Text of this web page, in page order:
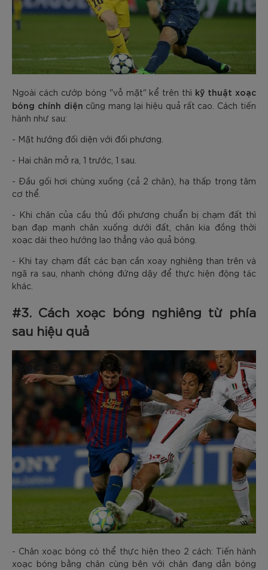
Ngoài cách cướp bóng "vỗ mặt" kể trên thì kỹ thuật xoạc
bóng chính diện cũng mang lại hiệu quả rất cao. Cách tiến
hành như sau:
- Mặt hướng đối diện với đối phương.
- Hai chân mở ra, 1 trước, 1 sau.
- Đầu gối hơi chùng xuống (cả 2 chân), hạ thấp trọng tâm
cơ thể.
- Khi chân của cầu thủ đối phương chuẩn bị chạm đất thì
bạn đạp mạnh chân xuống dưới đất, chân kia đồng thời
xoạc dài theo hướng lao thẳng vào quả bóng.
- Khi tay chạm đất các bạn cần xoay nghiêng than trên và
ngã ra sau, nhanh chóng đứng dậy để thực hiện động tác
khác.
#3. Cách xoạc bóng nghiêng từ phía
sau hiệu quả
- Chân xoạc bóng có thể thực hiện theo 2 cách: Tiến hành
xoạc bóng bằng chân cùng bên với chân đang dẫn bóng